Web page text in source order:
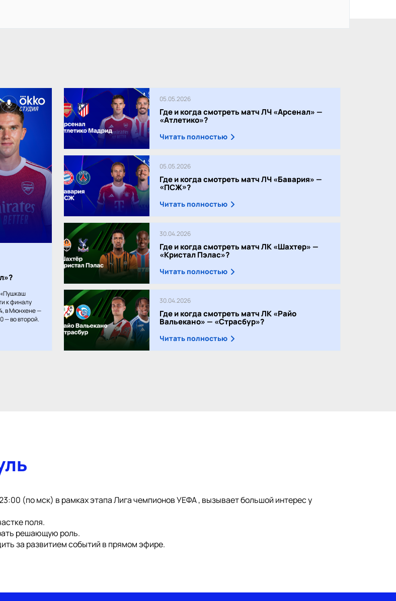
«Пушкаш
к финалу
в Мюнхене —
— во второй.
05.05.2026
Где и когда смотреть матч ЛЧ «Арсенал» —
«Атлетико»?
Читать полностью
05.05.2026
Где и когда смотреть матч ЛЧ «Бавария» —
«ПСЖ»?
Читать полностью
30.04.2026
Где и когда смотреть матч ЛК «Шахтер» —
«Кристал Пэлас»?
Читать полностью
30.04.2026
Где и когда смотреть матч ЛК «Райо
Вальекано» — «Страсбур»?
Читать полностью
(по мск) в рамках этапа Лига чемпионов УЕФА , вызывает большой интерес у
поля.
решающую роль.
за развитием событий в прямом эфире.